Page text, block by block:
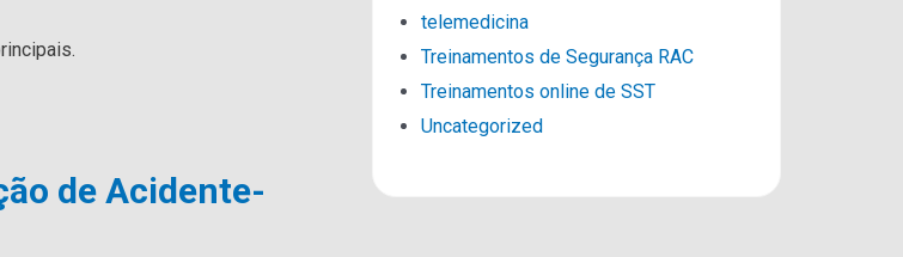
de Acidente-
telemedicina
Treinamentos de Segurança RAC
Treinamentos online de SST
Uncategorized